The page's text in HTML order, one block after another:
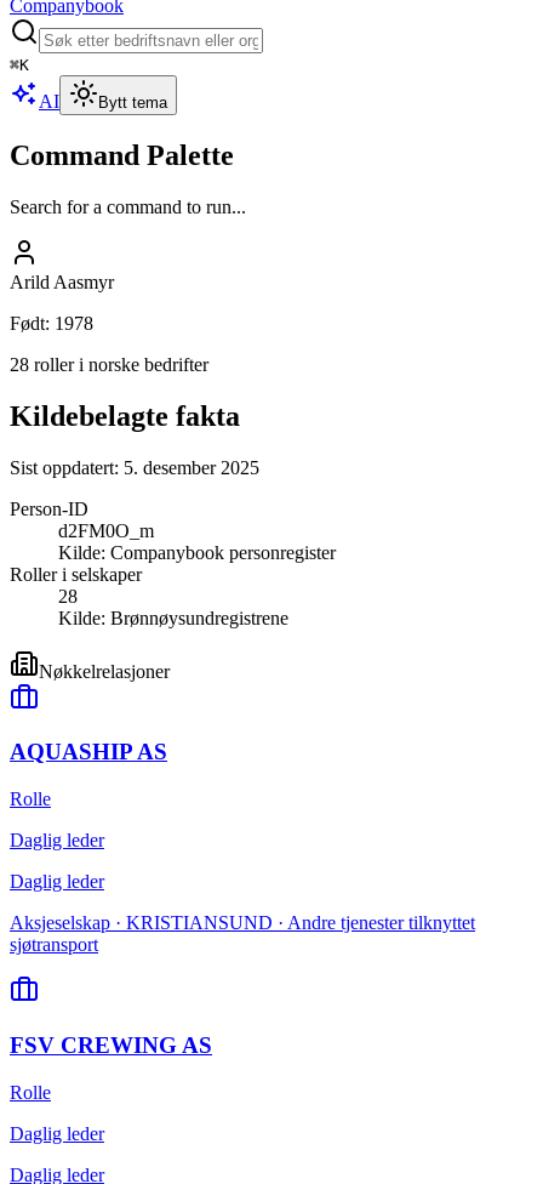
Companybook
⌘K
AI Bytt tema
Command Palette
Search for a command to run...
Arild Aasmyr
Født: 1978
28 roller i norske bedrifter
Kildebelagte fakta
Sist oppdatert: 5. desember 2025
Person-ID
d2FM0O_m
Kilde: Companybook personregister
Roller i selskaper
28
Kilde: Brønnøysundregistrene
Nøkkelrelasjoner
AQUASHIP AS
Rolle
Daglig leder
Daglig leder
Aksjeselskap · KRISTIANSUND · Andre tjenester tilknyttet
sjøtransport
FSV CREWING AS
Rolle
Daglig leder
Daglig leder